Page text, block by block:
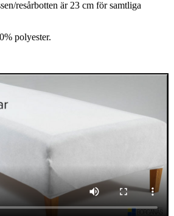
resårbotten är 23 cm för samtliga
polyester.